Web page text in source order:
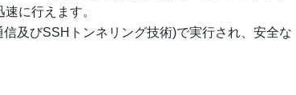
に行えます。
及びSSHトンネリング技術)で実行され、安全な